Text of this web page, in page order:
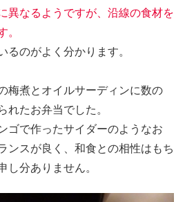
異なるようですが、沿線の食材を
。
るのがよく分かります。
梅煮とオイルサーディンに数の
れたお弁当でした。
ゴで作ったサイダーのようなお
ンスが良く、和食との相性はもち
し分ありません。